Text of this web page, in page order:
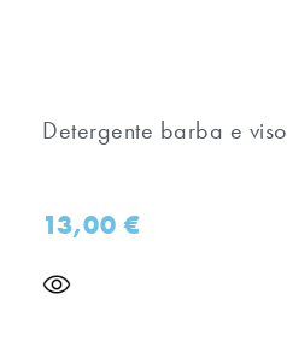
Detergente barba e viso
13,00€